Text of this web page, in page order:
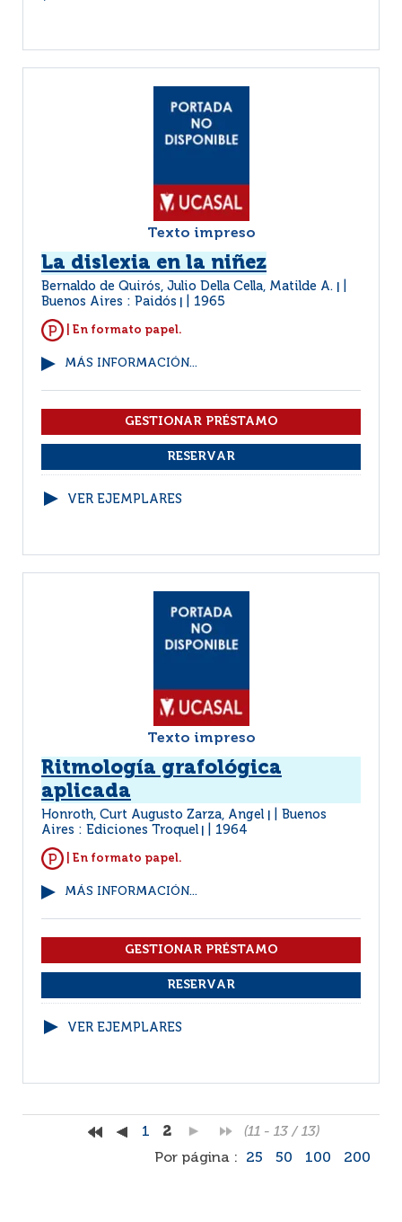
Texto impreso
La dislexia en la niñez
Bernaldo de Quirós, Julio Della Cella, Matilde A.
Buenos Aires : Paidós 1965
| En formato papel.
MÁS INFORMACIÓN...
VER EJEMPLARES
Texto impreso
Ritmología grafológica
aplicada
Honroth, Curt Augusto Zarza, Angel
Buenos
Aires : Ediciones Troquel
1964
| En formato papel.
MÁS INFORMACIÓN...
VER EJEMPLARES
1 2
(11 - 13 / 13)
Por página :
25 50 100 200